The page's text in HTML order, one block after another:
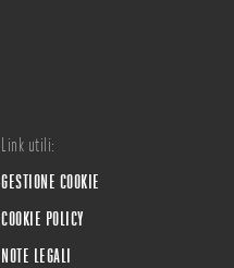
Link utili:
GESTIONE COOKIE
COOKIE POLICY
NOTE LEGALI